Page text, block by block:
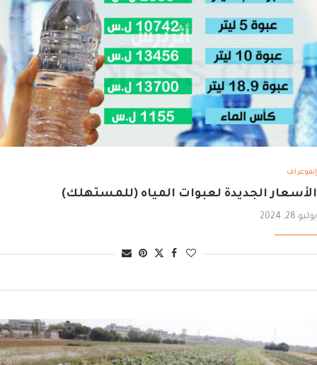
إنفوغراف
الأسعار الجديدة لعبوات المياه (للمستهلك)
يوليو 28, 2024